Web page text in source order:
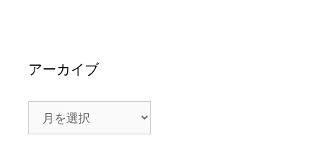
アーカイブ